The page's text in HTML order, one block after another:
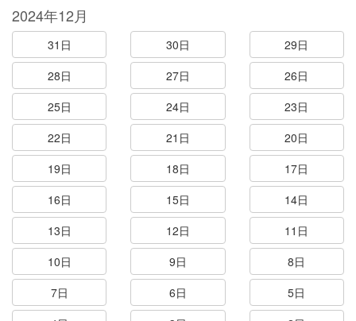
2024年12月
31日 30日
29日
28日
27日
26日
25日
24日
23日
22日
21日
20日
19日
18日
17日
16日
15日
14日
13日
12日
11日
10日
9日
8日
7日
6日
5日